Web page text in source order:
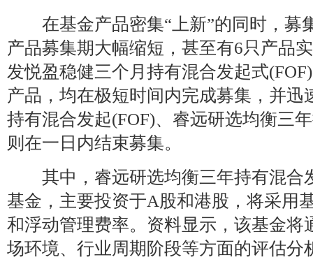
在基金产品密集“上新”的同时，募
产品募集期大幅缩短，甚至有6只产品
发悦盈稳健三个月持有混合发起式
产品，均在极短时间内完成募集，并迅
持有混合发起(FOF)、睿远研选均衡三
则在一日内结束募集。
其中，睿远研选均衡三年持有混合
基金，主要投资于A股和港股，将采用
和浮动管理费率。资料显示，该基金将
场环境、行业周期阶段等方面的评估分